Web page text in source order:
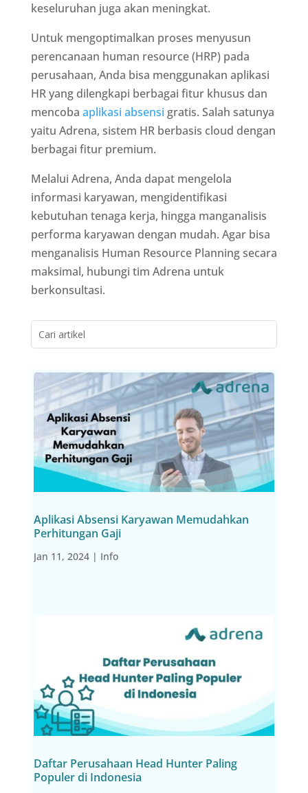
keseluruhan juga akan meningkat.
Untuk mengoptimalkan proses menyusun
perencanaan human resource (HRP) pada
perusahaan, Anda bisa menggunakan aplikasi
HR yang dilengkapi berbagai fitur khusus dan
mencoba aplikasi absensi gratis. Salah satunya
yaitu Adrena, sistem HR berbasis cloud dengan
berbagai fitur premium.
Melalui Adrena, Anda dapat mengelola
informasi karyawan, mengidentifikasi
kebutuhan tenaga kerja, hingga manganalisis
performa karyawan dengan mudah. Agar bisa
menganalisis Human Resource Planning secara
maksimal, hubungi tim Adrena untuk
berkonsultasi.
Aplikasi Absensi Karyawan Memudahkan
Perhitungan Gaji
Jan 11, 2024 | Info
Daftar Perusahaan Head Hunter Paling
Populer di Indonesia